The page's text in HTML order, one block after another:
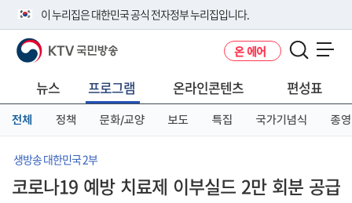
이 누리집은 대한민국 공식 전자정부 누리집입니다.
공식 누리집 주소 확인하기
니다.
이밖에 or.kr 또는 .kr등 다른 도메인 주소를 사용하고 있다면 아래 URL에
서 도메인 주소를 확인해 보세요
KTV 국민방송 온 에어
뉴스 프로그램 온라인콘텐츠 편성표
전체 정책 문화/교양 보도 특집 국가기념식 종영
생방송 대한민국 2부
코로나19 예방 치료제 이부실드 2만 회분 공급